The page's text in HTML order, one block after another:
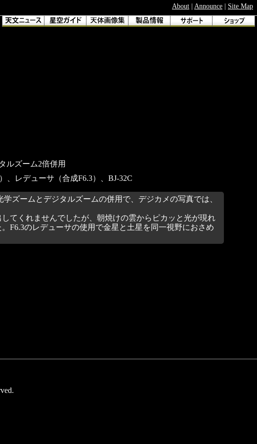
About | Announce | Site Map
ルズーム2倍併用
、レデューサ（合成F6.3）、BJ-32C
ズームとデジタルズームの併用で、デジカメの写真では、
てくれませんでしたが、朝焼けの雲からピカッと光が現れ
F6.3のレデューサの使用で金星と土星を同一視野におさめ